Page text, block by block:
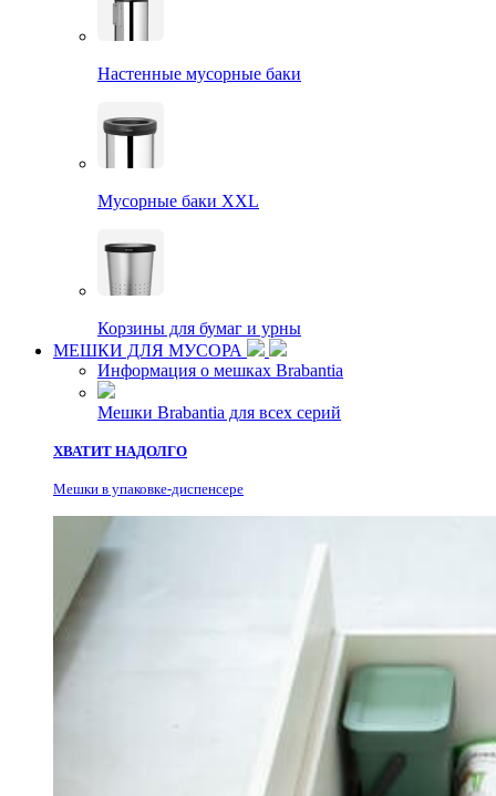
Настенные мусорные баки
Мусорные баки XXL
Корзины для бумаг и урны
МЕШКИ ДЛЯ МУСОРА
Информация о мешках Brabantia
Мешки Brabantia для всех серий
ХВАТИТ НАДОЛГО
Мешки в упаковке-диспенсере